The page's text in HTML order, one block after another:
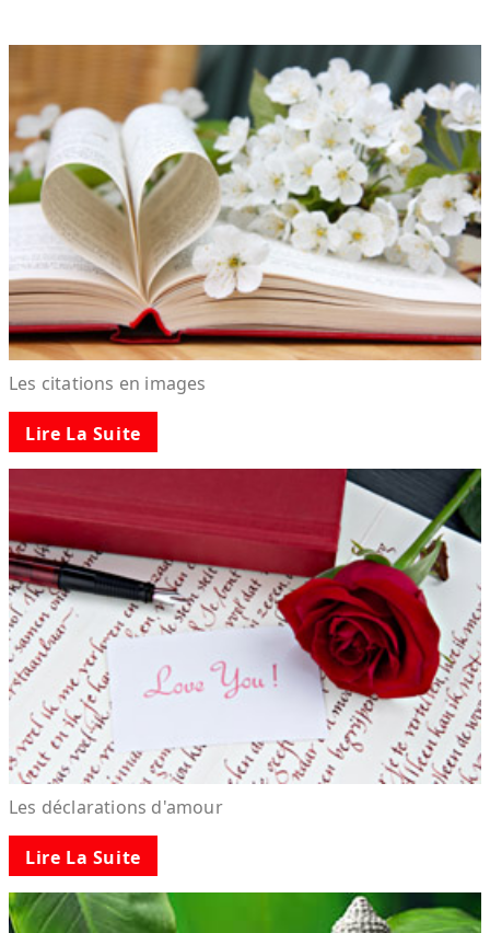
Les citations en images
Lire La Suite
Les déclarations d'amour
Lire La Suite